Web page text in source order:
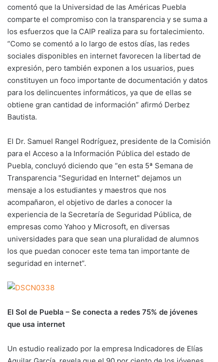
comentó que la Universidad de las Américas Puebla
comparte el compromiso con la transparencia y se suma a
los esfuerzos que la CAIP realiza para su fortalecimiento.
“Como se comentó a lo largo de estos días, las redes
sociales disponibles en internet favorecen la libertad de
expresión, pero también exponen a los usuarios, pues
constituyen un foco importante de documentación y datos
para los delincuentes informáticos, ya que de ellas se
obtiene gran cantidad de información” afirmó Derbez
Bautista.
El Dr. Samuel Rangel Rodríguez, presidente de la Comisión
para el Acceso a la Información Pública del estado de
Puebla, concluyó diciendo que “en esta 5ª Semana de
Transparencia "Seguridad en Internet" dejamos un
mensaje a los estudiantes y maestros que nos
acompañaron, el objetivo de darles a conocer la
experiencia de la Secretaría de Seguridad Pública, de
empresas como Yahoo y Microsoft, en diversas
universidades para que sean una pluralidad de alumnos
los que puedan conocer este tema tan importante de
seguridad en internet”.
El Sol de Puebla – Se conecta a redes 75% de jóvenes
que usa internet
Un estudio realizado por la empresa Indicadores de Elías